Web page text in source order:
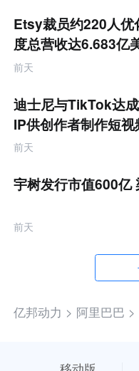
Etsy裁员约220人优
度总营收达6.683亿
前天
迪士尼与TikTok达
IP供创作者制作短视
前天
宇树发行市值600亿
前天
亿邦动力 > 阿里巴巴 >